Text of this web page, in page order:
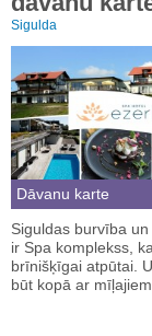
Sigulda
Dāvanu karte
Siguldas burvība
ir Spa komplekss,
brīnišķīgai atpūtai.
būt kopā ar